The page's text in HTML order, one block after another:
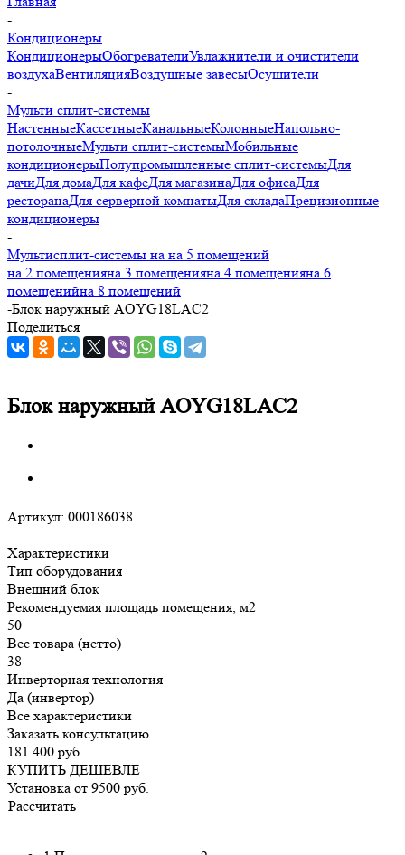
-
Кондиционеры
КондиционерыОбогревателиУвлажнители и очистители
воздухаВентиляцияВоздушные завесыОсушители
-
Мульти сплит-системы
НастенныеКассетныеКанальныеКолонныеНапольно-
потолочныеМульти сплит-системыМобильные
кондиционерыПолупромышленные сплит-системыДля
дачиДля домаДля кафеДля магазинаДля офисаДля
ресторанаДля серверной комнатыДля складаПрецизионные
кондиционеры
-
Мультисплит-системы на на 5 помещений
на 2 помещенияна 3 помещенияна 4 помещенияна 6
помещенийна 8 помещений
-Блок наружный AOYG18LAC2
Поделиться
Блок наружный AOYG18LAC2
Артикул: 000186038
Характеристики
Тип оборудования
Внешний блок
Рекомендуемая площадь помещения, м2
50
Вес товара (нетто)
38
Инверторная технология
Да (инвертор)
Все характеристики
Заказать консультацию
181 400 руб.
КУПИТЬ ДЕШЕВЛЕ
Установка от 9500 руб.
Рассчитать